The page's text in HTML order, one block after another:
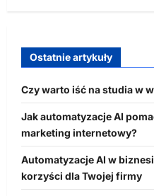
Ostatnie artykuły
Czy warto iść na studia w
Jak automatyzacje AI
marketing internetowy?
Automatyzacje AI w
korzyści dla Twojej firmy